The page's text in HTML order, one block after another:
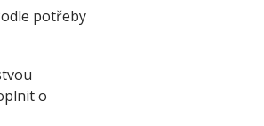
potřeby
o